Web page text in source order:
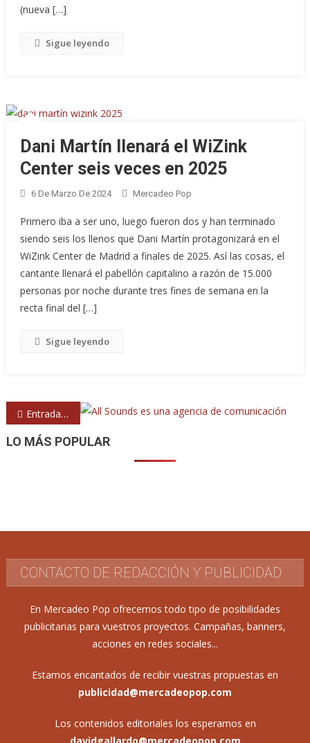
(nueva […]
Sigue leyendo
Dani Martín llenará el WiZink
Center seis veces en 2025
6 De Marzo De 2024 Mercadeo Pop
Primero iba a ser uno, luego fueron dos y han terminado
siendo seis los llenos que Dani Martín protagonizará en el
WiZink Center de Madrid a finales de 2025. Así las cosas, el
cantante llenará el pabellón capitalino a razón de 15.000
personas por noche durante tres fines de semana en la
recta final del […]
Sigue leyendo
Navegación
de
Entradas anteriores
LO MÁS POPULAR
CONTACTO DE REDACCIÓN Y PUBLICIDAD
En Mercadeo Pop ofrecemos todo tipo de posibilidades
publicitarias para vuestros proyectos. Campañas, banners,
acciones en redes sociales...
Estamos encantados de recibir vuestras propuestas en
publicidad@mercadeopop.com
Los contenidos editoriales los esperamos en